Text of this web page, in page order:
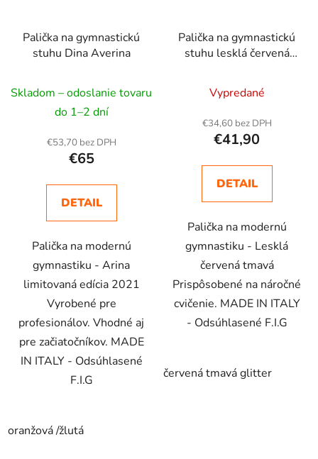
Palička na gymnastickú
stuhu Dina Averina
Skladom – odoslanie tovaru
do 1–2 dní
€53,70 bez DPH
€65
DETAIL
Palička na modernú
gymnastiku - Arina
limitovaná edícia 2021
Vyrobené pre
profesionálov. Vhodné aj
pre začiatočníkov. MADE
IN ITALY - Odsúhlasené
F.I.G
oranžová /žlutá
Palička na gymnastickú
stuhu lesklá červená
Vypredané
€34,60 bez DPH
€41,90
DETAIL
Palička na modernú
gymnastiku - Lesklá
červená tmavá
Prispôsobené na náročné
cvičenie. MADE IN ITALY
- Odsúhlasené F.I.G
červená tmavá glitter